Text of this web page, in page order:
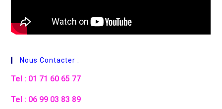
Nous Contacter :
Tel : 01 71 60 65 77
Tel : 06 99 03 83 89